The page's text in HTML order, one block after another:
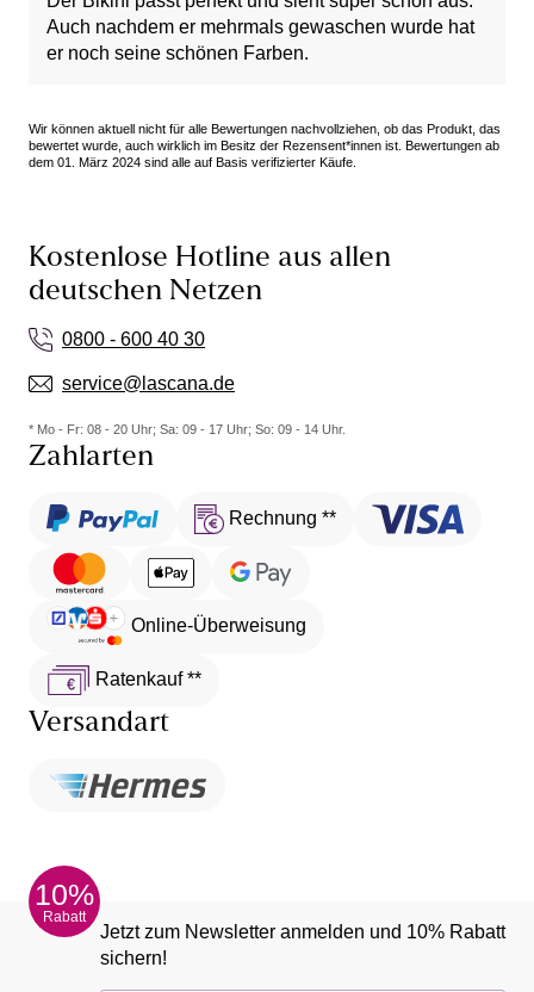
Auch nachdem er mehrmals gewaschen wurde hat
er noch seine schönen Farben.
Wir können aktuell nicht für alle Bewertungen nachvollziehen, ob das Produkt, das
bewertet wurde, auch wirklich im Besitz der Rezensent*innen ist. Bewertungen ab
dem 01. März 2024 sind alle auf Basis verifizierter Käufe.
Kostenlose Hotline aus allen
deutschen Netzen
0800 - 600 40 30
service@lascana.de
* Mo - Fr: 08 - 20 Uhr; Sa: 09 - 17 Uhr; So: 09 - 14 Uhr.
Zahlarten
Rechnung **
Online-Überweisung
Ratenkauf **
Versandart
10%
Rabatt
Jetzt zum Newsletter anmelden und 10% Rabatt
sichern!